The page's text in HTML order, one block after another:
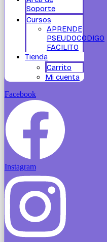
Soporte
Cursos
APRENDE
PSEUDOCODIGO
FACILITO
Tienda
Carrito
Mi cuenta
Facebook
Instagram